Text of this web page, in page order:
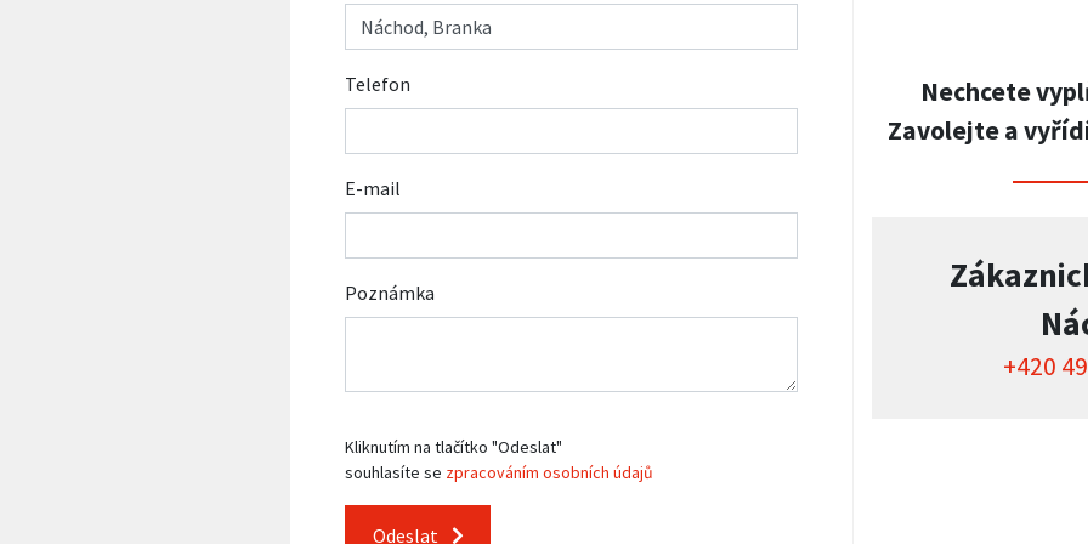
Telefon
E-mail
Poznámka
Kliknutím na tlačítko "Odeslat"
souhlasíte se zpracováním osobních údajů
Odeslat
Nechcete
Zavolejte a
+420